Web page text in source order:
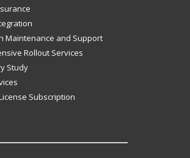
Maintenance and Support
Rollout Services
Study
Subscription